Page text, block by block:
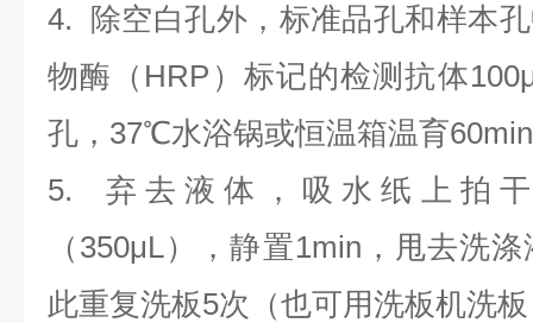
4.
除空白孔外，标准品孔和样本
物酶（HRP）标记的检测抗体
孔，37℃水浴锅或恒温箱温育
5. 弃去液体，吸水纸上拍
（350μL）
，静置1min，甩去洗
此重复洗板5次（也可用洗板机洗